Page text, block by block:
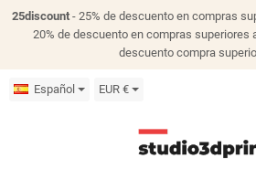
25discount- 25% de descuento en compras
20% de descuento en compras superiores
descuento compra
Español EUR €